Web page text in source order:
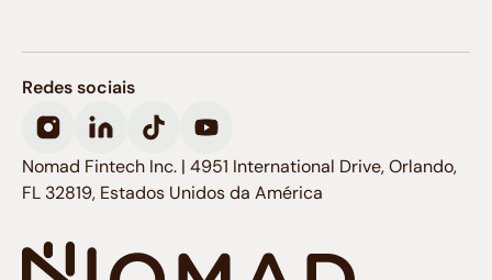
Redes sociais
Nomad Fintech Inc. | 4951 International Drive, Orlando,
FL 32819, Estados Unidos da América